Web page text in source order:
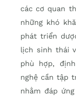
các cơ quan
những khó
phát triển
lịch sinh thái
phù hợp,
nghệ cần tập
nhằm đáp